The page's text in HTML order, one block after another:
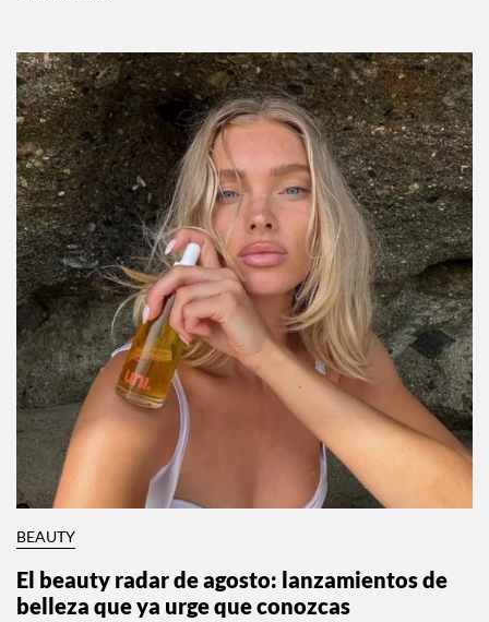
BEAUTY
El beauty radar de agosto: lanzamientos de
belleza que ya urge que conozcas